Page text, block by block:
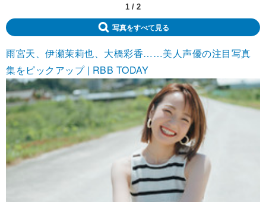
1 / 2
写真をすべて見る
雨宮天、伊瀬茉莉也、大橋彩香……美人声優の注目写真
集をピックアップ | RBB TODAY